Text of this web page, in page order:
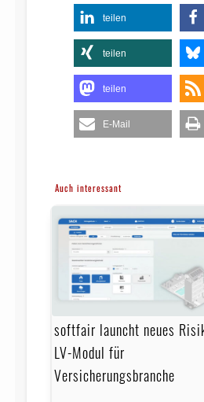
teilen
teilen
teilen
E-Mail
Auch interessant
softfair launcht neues
LV-Modul für
Versicherungsbranche